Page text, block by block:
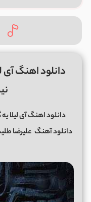
دانلود اهنگ آی
دانلود اهنگ آی لیلا
دانلود آهنگ علیرضا